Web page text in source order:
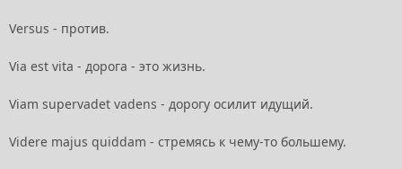
Versus - против.
Via est vita - дорога - это жизнь.
Viam supervadet vadens - дорогу осилит идущий.
Videre majus quiddam - стремясь к чему-то большему.